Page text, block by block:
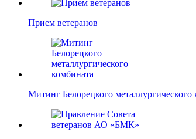
Прием ветеранов
Митинг Белорецкого металлургического